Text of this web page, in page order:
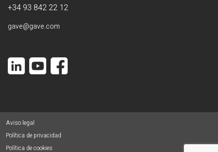
+34 93 842 22 12
gave@gave.com
Aviso legal
Política de privacidad
Política de cookies